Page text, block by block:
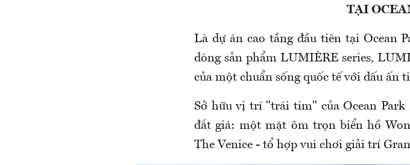
TẠI
Là dự án cao tầng đầu tiên tại Ocean
dòng sản phẩm LUMIÈRE series,
của một chuẩn sống quốc tế với dấu ấn
Sở hữu vị trí "trái tim" của Ocean
đắt giá: một mặt ôm trọn biển hồ
The Venice - tổ hợp vui chơi giải trí